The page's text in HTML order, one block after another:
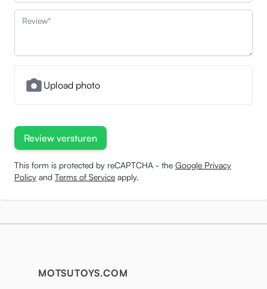
Review
Upload photo
Review versturen
This form is protected by reCAPTCHA - the Google Privacy
Policy and Terms of Service apply.
MOTSUTOYS.COM